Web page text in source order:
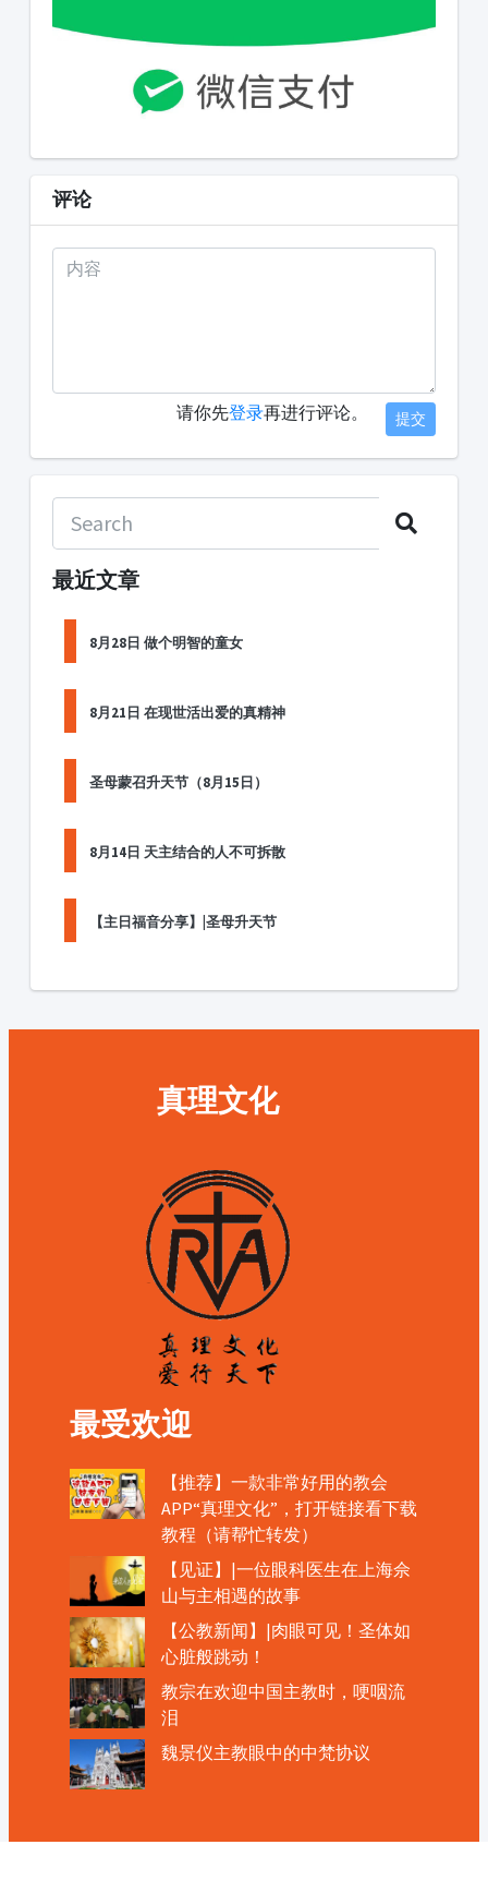
评论
请你先登录再进行评论。 提交
最近文章
8月28日 做个明智的童女
8月21日 在现世活出爱的真精神
圣母蒙召升天节（8月15日）
8月14日 天主结合的人不可拆散
【主日福音分享】|圣母升天节
真理文化
最受欢迎
【推荐】一款非常好用的教会
APP“真理文化”，打开链接看下载
教程（请帮忙转发）
【见证】|一位眼科医生在上海佘
山与主相遇的故事
【公教新闻】|肉眼可见！圣体如
心脏般跳动！
教宗在欢迎中国主教时，哽咽流
泪
魏景仪主教眼中的中梵协议